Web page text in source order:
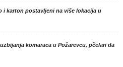
i karton postavljeni na više lokacija u
komaraca u Požarevcu, pčelari da